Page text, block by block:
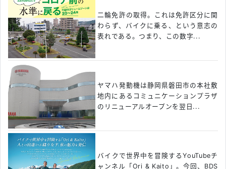
二輪免許の取得。これは免許区分に関
わらず、バイクに乗る、という意志の
表れである。つまり、この数字...
ヤマハ発動機は静岡県磐田市の本社敷
地内にあるコミュニケーションプラザ
のリニューアルオープンを翌日...
バイクで世界中を冒険するYouTubeチ
ャンネル「Ori & Kaito」。今回、BDS